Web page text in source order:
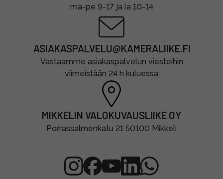
ma-pe 9-17 ja la 10-14
ASIAKASPALVELU@KAMERALIIKE.FI
Vastaamme asiakaspalvelun viesteihin
viimeistään 24 h kuluessa
MIKKELIN VALOKUVAUSLIIKE OY
Porrassalmenkatu 21 50100 Mikkeli